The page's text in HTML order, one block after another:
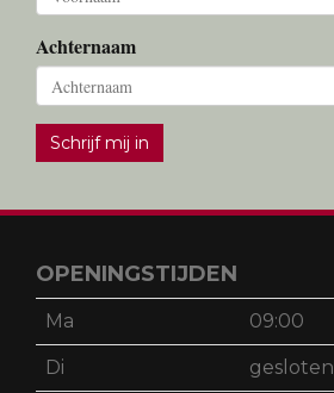
Achternaam
Schrijf mij in
OPENINGSTIJDEN
Ma 09:00
Di gesloten